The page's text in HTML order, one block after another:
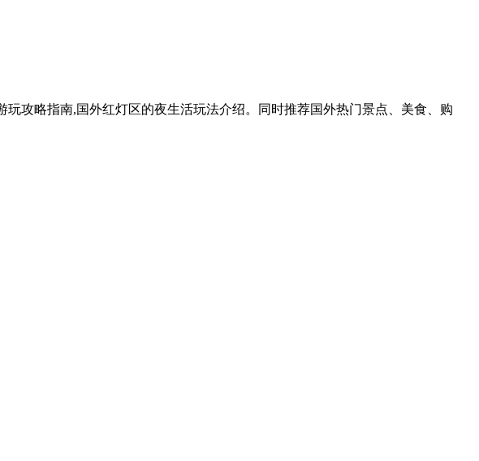
攻略指南,国外红灯区的夜生活玩法介绍。同时推荐国外热门景点、美食、购